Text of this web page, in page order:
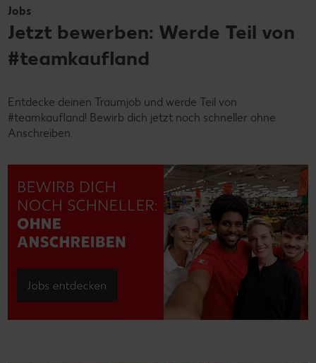
Jobs
Jetzt bewerben: Werde Teil von
#teamkaufland
Entdecke deinen Traumjob und werde Teil von
#teamkaufland! Bewirb dich jetzt noch schneller ohne
Anschreiben.